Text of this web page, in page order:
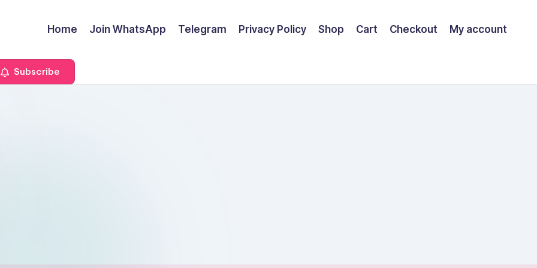
Home Join WhatsApp Telegram Privacy Policy Shop Cart Checkout My account
Subscribe